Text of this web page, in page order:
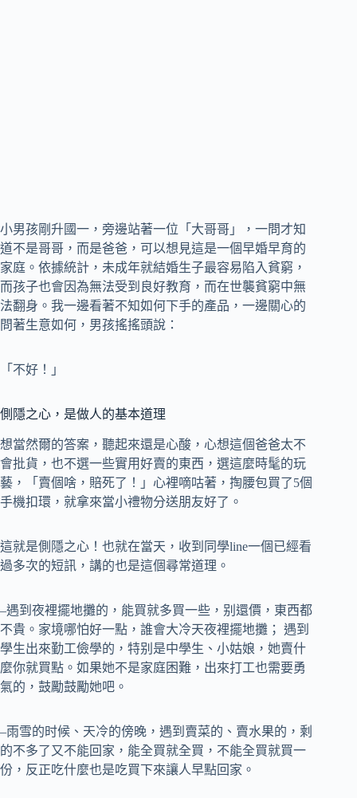
小男孩剛升國一，旁邊站著一位「大哥哥」，一問才知
道不是哥哥，而是爸爸，可以想見這是一個早婚早育的
家庭。依據統計，未成年就結婚生子最容易陷入貧窮，
而孩子也會因為無法受到良好教育，而在世襲貧窮中無
法翻身。我一邊看著不知如何下手的產品，一邊關心的
問著生意如何，男孩搖搖頭說：
「不好！」
側隱之心，是做人的基本道理
想當然爾的答案，聽起來還是心酸，心想這個爸爸太不
會批貨，也不選一些實用好賣的東西，選這麼時髦的玩
藝，「賣個啥，賠死了！」心裡嘀咕著，掏腰包買了5個
手機扣環，就拿來當小禮物分送朋友好了。
這就是側隱之心！也就在當天，收到同學line一個已經看
過多次的短訊，講的也是這個尋常道理。
–遇到夜裡擺地攤的，能買就多買一些，别還價，東西都
不貴。家境哪怕好一點，誰會大冷天夜裡擺地攤； 遇到
學生出來勤工儉學的，特别是中學生、小姑娘，她賣什
麼你就買點。如果她不是家庭困難，出來打工也需要勇
氣的，鼓勵鼓勵她吧。
–雨雪的时候、天冷的傍晚，遇到賣菜的、賣水果的，剩
的不多了又不能回家，能全買就全買，不能全買就買一
份，反正吃什麼也是吃買下來讓人早點回家。